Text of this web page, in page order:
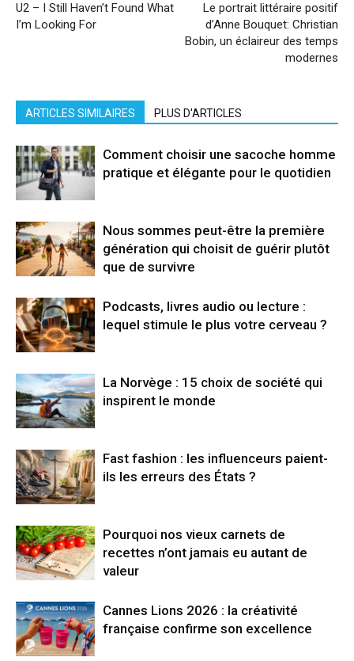
U2 – I Still Haven’t Found What
I’m Looking For
Le portrait littéraire positif
d’Anne Bouquet: Christian
Bobin, un éclaireur des temps
modernes
ARTICLES SIMILAIRES PLUS D'ARTICLES
Comment choisir une sacoche homme
pratique et élégante pour le quotidien
Nous sommes peut-être la première
génération qui choisit de guérir plutôt
que de survivre
Podcasts, livres audio ou lecture :
lequel stimule le plus votre cerveau ?
La Norvège : 15 choix de société qui
inspirent le monde
Fast fashion : les influenceurs paient-
ils les erreurs des États ?
Pourquoi nos vieux carnets de
recettes n’ont jamais eu autant de
valeur
Cannes Lions 2026 : la créativité
française confirme son excellence